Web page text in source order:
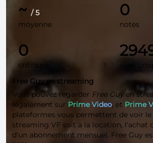
~ / 5
moyenne
0
notes
0
critiques
vues
Free Guy en streaming
Vous pouvez regarder Free Guyen
légalement sur Prime Video, et Prime
plateformes vous permettent de voir le
streaming VF soit à la location, l'achat
d'un abonnement mensuel. Free Guy